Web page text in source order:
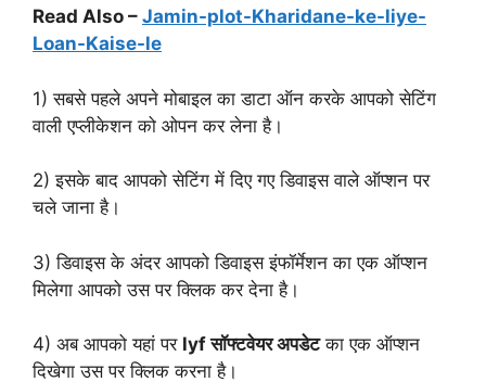
Read Also – Jamin-plot-Kharidane-ke-liye-
Loan-Kaise-le
1) सबसे पहले अपने मोबाइल का डाटा ऑन करके आपको सेटिंग
वाली एप्लीकेशन को ओपन कर लेना है।
2) इसके बाद आपको सेटिंग में दिए गए डिवाइस वाले ऑप्शन पर
चले जाना है।
3) डिवाइस के अंदर आपको डिवाइस इंफॉर्मेशन का एक ऑप्शन
मिलेगा आपको उस पर क्लिक कर देना है।
4) अब आपको यहां पर lyf सॉफ्टवेयर अपडेटका एक ऑप्शन
दिखेगा उस पर क्लिक करना है।